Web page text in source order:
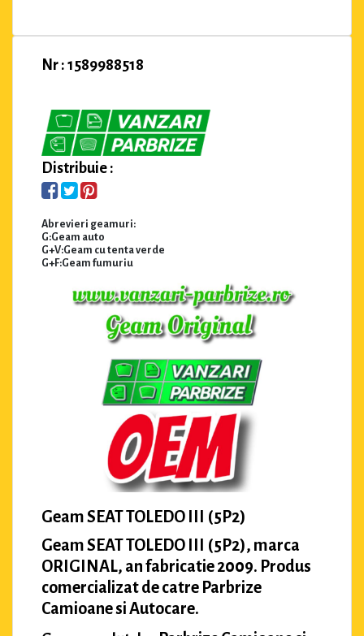
Nr : 1589988518
Distribuie :
Abrevieri geamuri:
G:Geam auto
G+V:Geam cu tenta verde
G+F:Geam fumuriu
Geam SEAT TOLEDO III (5P2)
Geam SEAT TOLEDO III (5P2), marca
ORIGINAL, an fabricatie 2009. Produs
comercializat de catre Parbrize
Camioane si Autocare.